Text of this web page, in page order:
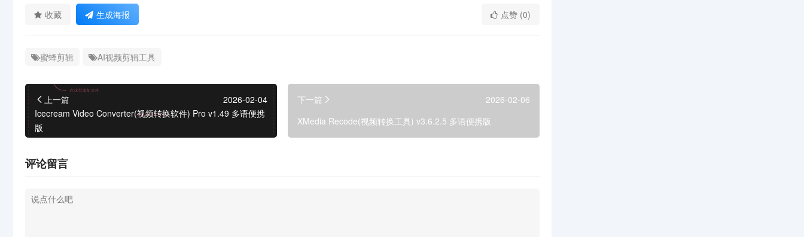
收藏 生成海报 点赞 (0)
蜜蜂剪辑 AI视频剪辑工具
上一篇
2026-02-04
Icecream Video Converter(视频转换软件) Pro v1.49 多语便携
版
下一篇
2026-02-06
XMedia Recode(视频转换工具) v3.6.2.5 多语便携版
评论留言